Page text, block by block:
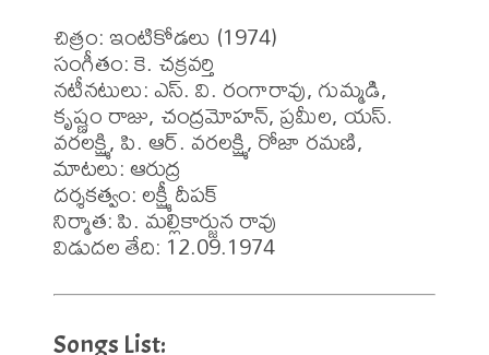
చిత్రం: ఇంటికోడలు (1974)
సంగీతం: కె. చక్రవర్తి
నటీనటులు: ఎస్. వి. రంగారావు, గుమ్మడి,
కృష్ణం రాజు, చంద్రమోహన్, ప్రమీల, యస్.
వరలక్ష్మి, పి. ఆర్. వరలక్ష్మి, రోజా రమణి,
మాటలు: ఆరుద్ర
దర్శకత్వం: లక్ష్మీ దీపక్
నిర్మాత: పి. మల్లికార్జున రావు
విడుదల తేది: 12.09.1974